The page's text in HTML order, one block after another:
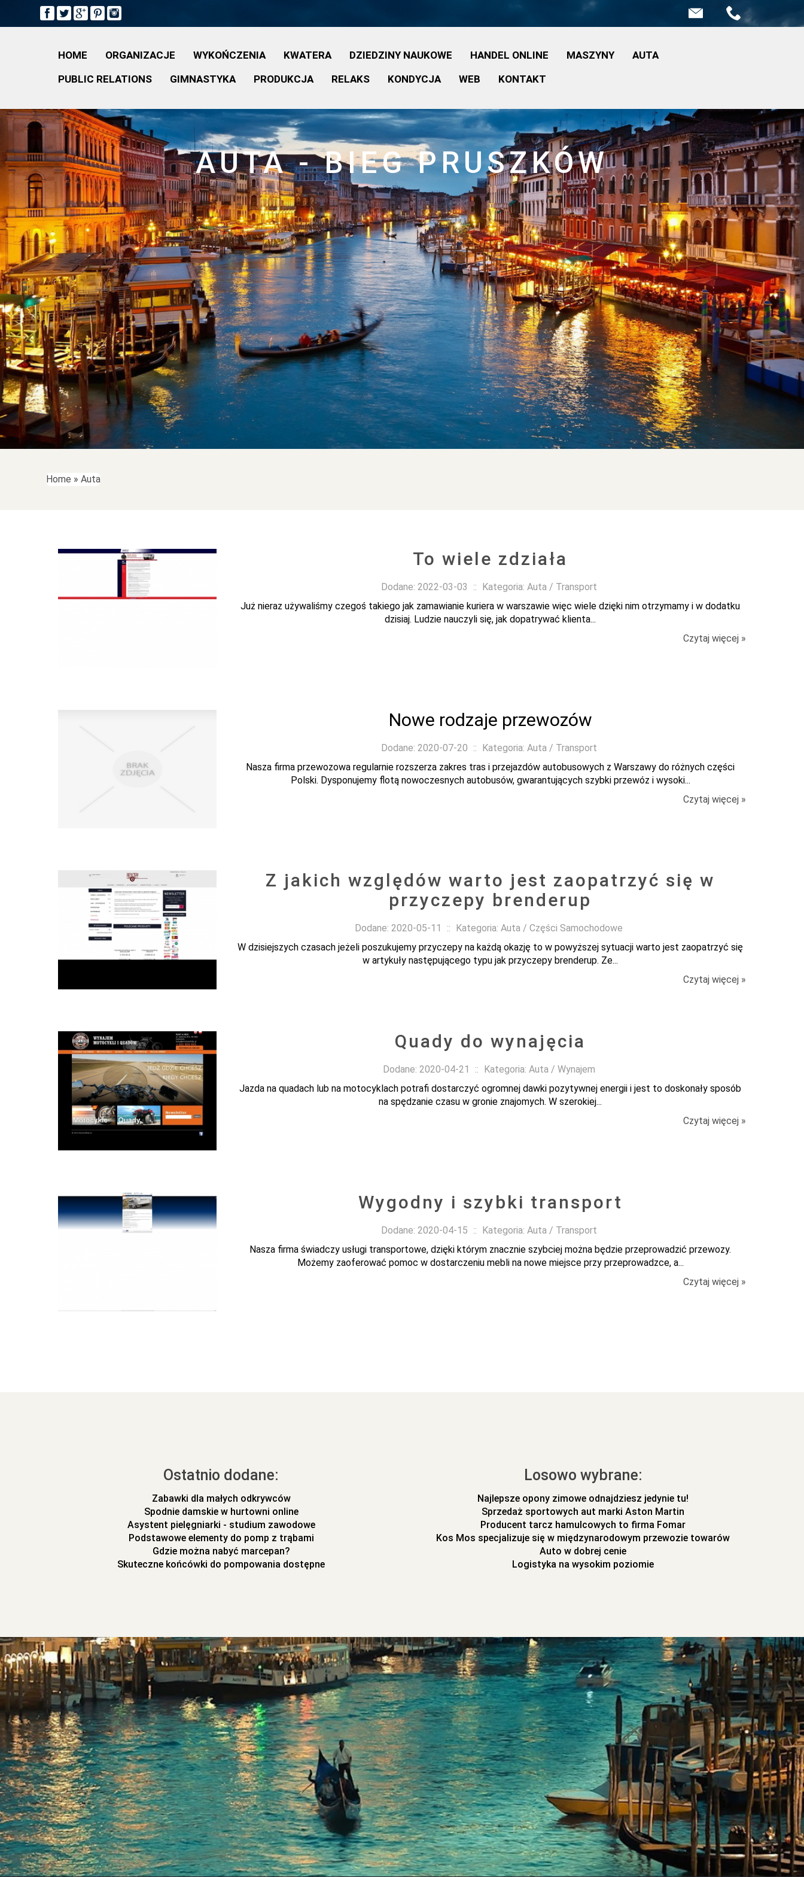
HOME ORGANIZACJE WYKOŃCZENIA KWATERA DZIEDZINY NAUKOWE HANDEL ONLINE MASZYNY
AUTA
PUBLIC RELATIONS
GIMNASTYKA PRODUKCJA RELAKS KONDYCJA WEB KONTAKT
AUTA - BIEG PRUSZKÓW
Home » Auta
To wiele zdziała
Dodane: 2022-03-03 :: Kategoria: Auta / Transport
Już nieraz używaliśmy czegoś takiego jak zamawianie kuriera w warszawie więc wiele dzięki nim otrzymamy i w dodatku
dzisiaj. Ludzie nauczyli się, jak dopatrywać klienta...
Czytaj więcej »
Nowe rodzaje przewozów
Dodane: 2020-07-20 :: Kategoria: Auta / Transport
Nasza firma przewozowa regularnie rozszerza zakres tras i przejazdów autobusowych z Warszawy do różnych części
Polski. Dysponujemy flotą nowoczesnych autobusów, gwarantujących szybki przewóz i wysoki...
Czytaj więcej »
Z jakich względów warto jest zaopatrzyć się w
przyczepy brenderup
Dodane: 2020-05-11 ::
Kategoria: Auta / Części Samochodowe
W dzisiejszych czasach jeżeli poszukujemy przyczepy na każdą okazję to w powyższej sytuacji warto jest zaopatrzyć się
w artykuły następującego typu jak przyczepy brenderup. Ze...
Czytaj więcej »
Quady do wynajęcia
Dodane: 2020-04-21 :: Kategoria: Auta / Wynajem
Jazda na quadach lub na motocyklach potrafi dostarczyć ogromnej dawki pozytywnej energii i jest to doskonały sposób
na spędzanie czasu w gronie znajomych. W szerokiej...
Czytaj więcej »
Wygodny i szybki transport
Dodane: 2020-04-15 :: Kategoria: Auta / Transport
Nasza firma świadczy usługi transportowe, dzięki którym znacznie szybciej można będzie przeprowadzić przewozy.
Możemy zaoferować pomoc w dostarczeniu mebli na nowe miejsce przy przeprowadzce, a...
Czytaj więcej »
Ostatnio dodane:
Zabawki dla małych odkrywców
Spodnie damskie w hurtowni online
Asystent pielęgniarki - studium zawodowe
Podstawowe elementy do pomp z trąbami
Gdzie można nabyć marcepan?
Skuteczne końcówki do pompowania dostępne
Losowo wybrane:
Najlepsze opony zimowe odnajdziesz jedynie tu!
Sprzedaż sportowych aut marki Aston Martin
Producent tarcz hamulcowych to firma Fomar
Kos Mos specjalizuje się w międzynarodowym przewozie towarów
Auto w dobrej cenie
Logistyka na wysokim poziomie